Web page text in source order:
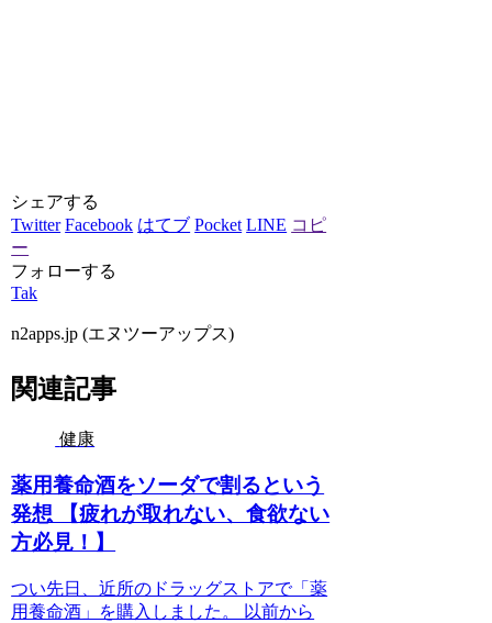
シェアする
Twitter Facebook はてブ Pocket LINE コピ
ー
フォローする
Tak
n2apps.jp (エヌツーアップス)
関連記事
健康
薬用養命酒をソーダで割るという
発想 【疲れが取れない、食欲ない
方必見！】
つい先日、近所のドラッグストアで「薬
用養命酒」を購入しました。 以前から